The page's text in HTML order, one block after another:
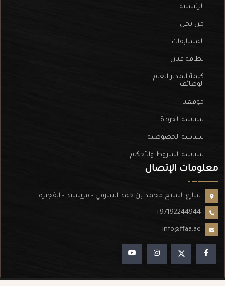
الرئيسية
من نحن
المسابقات
بطاقة فنان
كلمة المدير العام
الوظائف
موقعنا
سياسة الجودة
سياسة الخصوصية
سياسة الشروط والأحكام
معلومات الإتصال
شارع الشيخ محمد بن حمد الشرقي - مريشيد - الفجيرة
+97192244944
info@ffaa.ae